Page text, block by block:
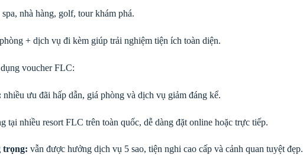
spa, nhà hàng, golf, tour khám phá.
phòng + dịch vụ đi kèm giúp trải nghiệm tiện ích toàn diện.
voucher FLC:
nhiều ưu đãi hấp dẫn, giá phòng và dịch vụ giảm đáng kể.
tại nhiều resort FLC trên toàn quốc, dễ dàng đặt online hoặc trực tiếp.
trọng: vẫn được hưởng dịch vụ 5 sao, tiện nghi cao cấp và cảnh quan tuyệt đẹp.